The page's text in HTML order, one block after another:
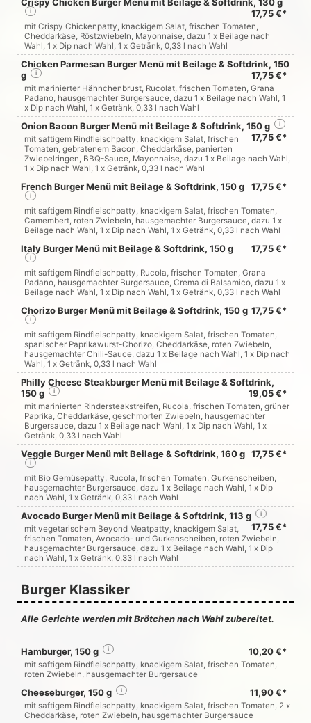
17,75 €*
i
mit Crispy Chickenpatty, knackigem Salat, frischen Tomaten,
Cheddarkäse, Röstzwiebeln, Mayonnaise, dazu 1 x Beilage nach
Wahl, 1 x Dip nach Wahl, 1 x Getränk, 0,33 l nach Wahl
Chicken Parmesan Burger Menü mit Beilage & Softdrink, 150
g
17,75 €*
i
mit marinierter Hähnchenbrust, Rucolat, frischen Tomaten, Grana
Padano, hausgemachter Burgersauce, dazu 1 x Beilage nach Wahl, 1
x Dip nach Wahl, 1 x Getränk, 0,33 l nach Wahl
Onion Bacon Burger Menü mit Beilage & Softdrink, 150 g
17,75 €*
i
mit saftigem Rindfleischpatty, knackigem Salat, frischen
Tomaten, gebratenem Bacon, Cheddarkäse, panierten
Zwiebelringen, BBQ-Sauce, Mayonnaise, dazu 1 x Beilage nach Wahl,
1 x Dip nach Wahl, 1 x Getränk, 0,33 l nach Wahl
French Burger Menü mit Beilage & Softdrink, 150 g 17,75 €*
i
mit saftigem Rindfleischpatty, knackigem Salat, frischen Tomaten,
Camembert, roten Zwiebeln, hausgemachter Burgersauce, dazu 1 x
Beilage nach Wahl, 1 x Dip nach Wahl, 1 x Getränk, 0,33 l nach Wahl
Italy Burger Menü mit Beilage & Softdrink, 150 g 17,75 €*
i
mit saftigem Rindfleischpatty, Rucola, frischen Tomaten, Grana
Padano, hausgemachter Burgersauce, Crema di Balsamico, dazu 1 x
Beilage nach Wahl, 1 x Dip nach Wahl, 1 x Getränk, 0,33 l nach Wahl
Chorizo Burger Menü mit Beilage & Softdrink, 150 g 17,75 €*
i
mit saftigem Rindfleischpatty, knackigem Salat, frischen Tomaten,
spanischer Paprikawurst-Chorizo, Cheddarkäse, roten Zwiebeln,
hausgemachter Chili-Sauce, dazu 1 x Beilage nach Wahl, 1 x Dip nach
Wahl, 1 x Getränk, 0,33 l nach Wahl
Philly Cheese Steakburger Menü mit Beilage & Softdrink,
150 g
19,05 €*
i
mit marinierten Rindersteakstreifen, Rucola, frischen Tomaten, grüner
Paprika, Cheddarkäse, geschmorten Zwiebeln, hausgemachter
Burgersauce, dazu 1 x Beilage nach Wahl, 1 x Dip nach Wahl, 1 x
Getränk, 0,33 l nach Wahl
Veggie Burger Menü mit Beilage & Softdrink, 160 g 17,75 €*
i
mit Bio Gemüsepatty, Rucola, frischen Tomaten, Gurkenscheiben,
hausgemachter Burgersauce, dazu 1 x Beilage nach Wahl, 1 x Dip
nach Wahl, 1 x Getränk, 0,33 l nach Wahl
Avocado Burger Menü mit Beilage & Softdrink, 113 g
17,75 €*
i
mit vegetarischem Beyond Meatpatty, knackigem Salat,
frischen Tomaten, Avocado- und Gurkenscheiben, roten Zwiebeln,
hausgemachter Burgersauce, dazu 1 x Beilage nach Wahl, 1 x Dip
nach Wahl, 1 x Getränk, 0,33 l nach Wahl
Burger Klassiker
Alle Gerichte werden mit Brötchen nach Wahl zubereitet.
Hamburger, 150 g 10,20 €*
i
mit saftigem Rindfleischpatty, knackigem Salat, frischen Tomaten,
roten Zwiebeln, hausgemachter Burgersauce
Cheeseburger, 150 g 11,90 €*
i
mit saftigem Rindfleischpatty, knackigem Salat, frischen Tomaten, 2 x
Cheddarkäse, roten Zwiebeln, hausgemachter Burgersauce